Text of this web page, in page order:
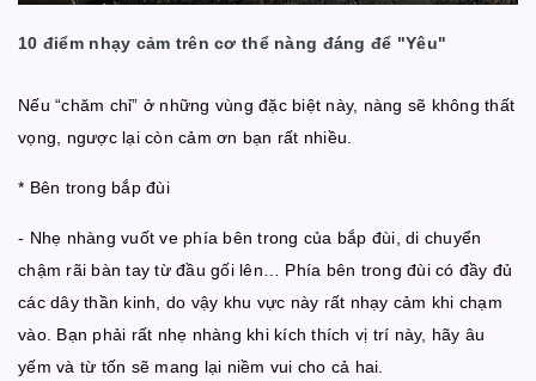
10 điểm nhạy cảm trên cơ thể nàng đáng để "Yêu"
Nếu “chăm chỉ” ở những vùng đặc biệt này, nàng sẽ không thất
vọng, ngược lại còn cảm ơn bạn rất nhiều.
* Bên trong bắp đùi
- Nhẹ nhàng vuốt ve phía bên trong của bắp đùi, di chuyển
chậm rãi bàn tay từ đầu gối lên… Phía bên trong đùi có đầy đủ
các dây thần kinh, do vậy khu vực này rất nhạy cảm khi chạm
vào. Bạn phải rất nhẹ nhàng khi kích thích vị trí này, hãy âu
yếm và từ tốn sẽ mang lại niềm vui cho cả hai.